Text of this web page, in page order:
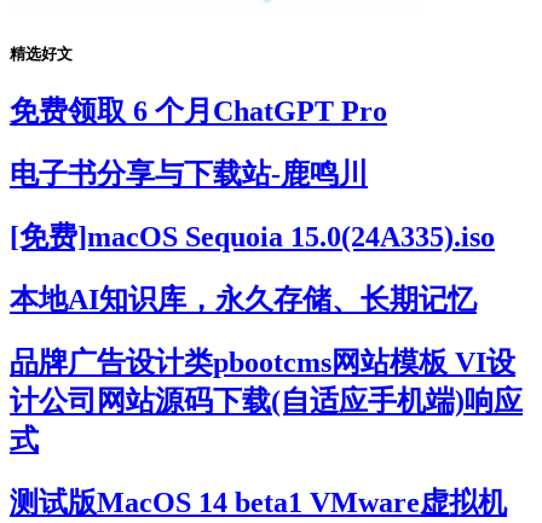
精选好文
免费领取 6 个月ChatGPT Pro
电子书分享与下载站-鹿鸣川
[免费]macOS Sequoia 15.0(24A335).iso
本地AI知识库，永久存储、长期记忆
品牌广告设计类pbootcms网站模板 VI设
计公司网站源码下载(自适应手机端)响应
式
测试版MacOS 14 beta1 VMware虚拟机